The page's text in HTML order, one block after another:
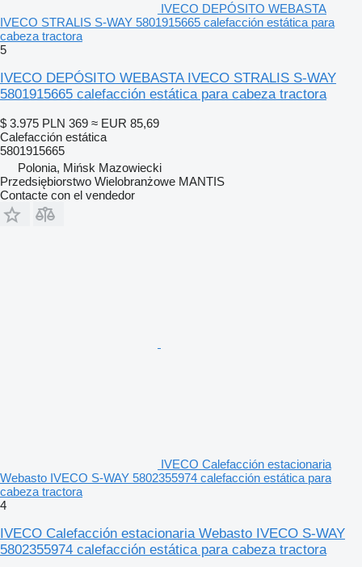
IVECO DEPÓSITO WEBASTA
IVECO STRALIS S-WAY 5801915665 calefacción estática para
cabeza tractora
5
IVECO DEPÓSITO WEBASTA IVECO STRALIS S-WAY
5801915665 calefacción estática para cabeza tractora
$ 3.975 PLN 369 ≈ EUR 85,69
Calefacción estática
5801915665
Polonia, Mińsk Mazowiecki
Przedsiębiorstwo Wielobranżowe MANTIS
Contacte con el vendedor
IVECO Calefacción estacionaria
Webasto IVECO S-WAY 5802355974 calefacción estática para
cabeza tractora
4
IVECO Calefacción estacionaria Webasto IVECO S-WAY
5802355974 calefacción estática para cabeza tractora